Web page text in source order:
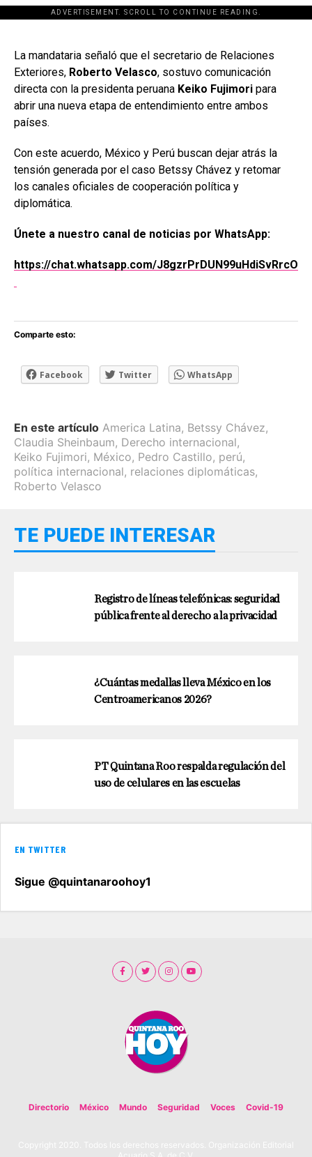
ADVERTISEMENT. SCROLL TO CONTINUE READING.
[adsforwp id="243463"]
La mandataria señaló que el secretario de Relaciones
Exteriores, Roberto Velasco, sostuvo comunicación
directa con la presidenta peruana Keiko Fujimori para
abrir una nueva etapa de entendimiento entre ambos
países.
Con este acuerdo, México y Perú buscan dejar atrás la
tensión generada por el caso Betssy Chávez y retomar
los canales oficiales de cooperación política y
diplomática.
Únete a nuestro canal de noticias por WhatsApp:
https://chat.whatsapp.com/J8gzrPrDUN99uHdiSvRrcO
Comparte esto:
Facebook Twitter WhatsApp
En este artículo America Latina, Betssy Chávez,
Claudia Sheinbaum, Derecho internacional,
Keiko Fujimori, México, Pedro Castillo, perú,
política internacional, relaciones diplomáticas,
Roberto Velasco
TE PUEDE INTERESAR
Registro de líneas telefónicas: seguridad
pública frente al derecho a la privacidad
¿Cuántas medallas lleva México en los
Centroamericanos 2026?
PT Quintana Roo respalda regulación del
uso de celulares en las escuelas
EN TWITTER
Sigue @quintanaroohoy1
Directorio México Mundo Seguridad Voces Covid-19